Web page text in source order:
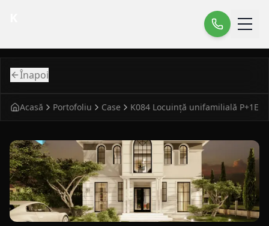
Înapoi
Acasă Portofoliu Case K084 Locuință unifamilială P+1E
fatada principala pentru case clasic K084 Locuinta